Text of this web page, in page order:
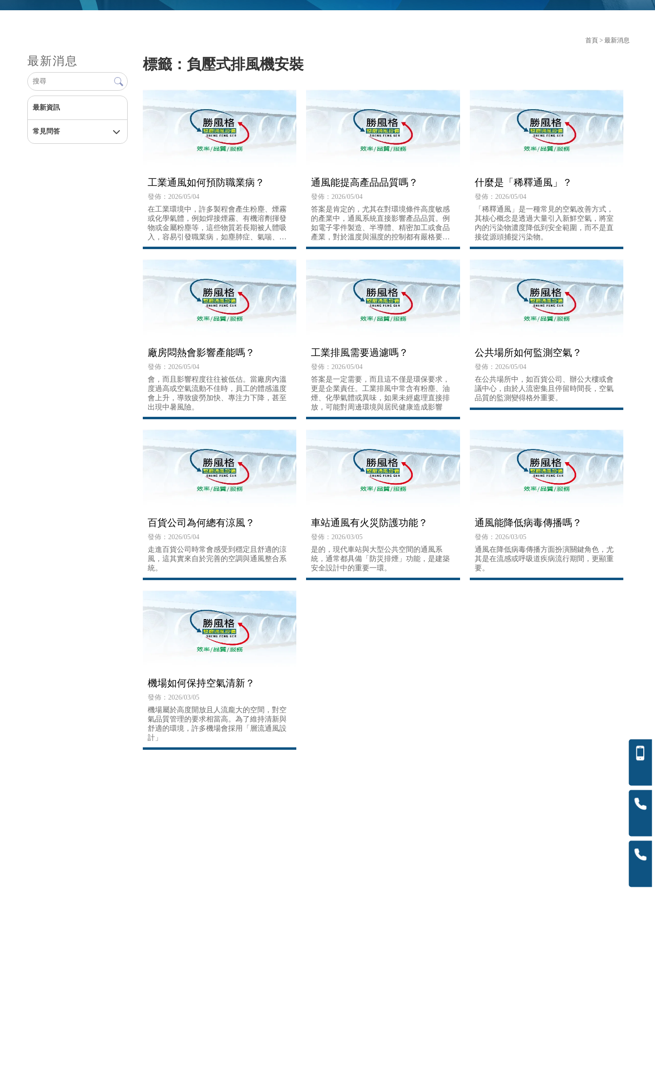
首頁 > 最新消息
最新消息
最新資訊
常見問答
標籤：負壓式排風機安裝
工業通風如何預防職業病？
發佈：2026/05/04
在工業環境中，許多製程會產生粉塵、煙霧
或化學氣體，例如焊接煙霧、有機溶劑揮發
物或金屬粉塵等，這些物質若長期被人體吸
入，容易引發職業病，如塵肺症、氣喘、甚
至神經系統損傷。
通風能提高產品品質嗎？
發佈：2026/05/04
答案是肯定的，尤其在對環境條件高度敏感
的產業中，通風系統直接影響產品品質。例
如電子零件製造、半導體、精密加工或食品
產業，對於溫度與濕度的控制都有嚴格要
求。
什麼是「稀釋通風」？
發佈：2026/05/04
「稀釋通風」是一種常見的空氣改善方式，
其核心概念是透過大量引入新鮮空氣，將室
內的污染物濃度降低到安全範圍，而不是直
接從源頭捕捉污染物。
廠房悶熱會影響產能嗎？
發佈：2026/05/04
會，而且影響程度往往被低估。當廠房內溫
度過高或空氣流動不佳時，員工的體感溫度
會上升，導致疲勞加快、專注力下降，甚至
出現中暑風險。
工業排風需要過濾嗎？
發佈：2026/05/04
答案是一定需要，而且這不僅是環保要求，
更是企業責任。工業排風中常含有粉塵、油
煙、化學氣體或異味，如果未經處理直接排
放，可能對周邊環境與居民健康造成影響
公共場所如何監測空氣？
發佈：2026/05/04
在公共場所中，如百貨公司、辦公大樓或會
議中心，由於人流密集且停留時間長，空氣
品質的監測變得格外重要。
百貨公司為何總有涼風？
發佈：2026/05/04
走進百貨公司時常會感受到穩定且舒適的涼
風，這其實來自於完善的空調與通風整合系
統。
車站通風有火災防護功能？
發佈：2026/03/05
是的，現代車站與大型公共空間的通風系
統，通常都具備「防災排煙」功能，是建築
安全設計中的重要一環。
通風能降低病毒傳播嗎？
發佈：2026/03/05
通風在降低病毒傳播方面扮演關鍵角色，尤
其是在流感或呼吸道疾病流行期間，更顯重
要。
機場如何保持空氣清新？
發佈：2026/03/05
機場屬於高度開放且人流龐大的空間，對空
氣品質管理的要求相當高。為了維持清新與
舒適的環境，許多機場會採用「層流通風設
計」